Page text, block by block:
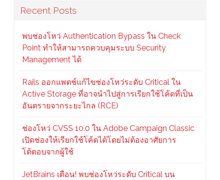
Recent Posts
พบช่องโหว่ Authentication Bypass ใน Check
Point ทำให้สามารถควบคุมระบบ Security
Management ได้
Rails ออกแพตช์แก้ไขช่องโหว่ระดับ Critical ใน
Active Storage ที่อาจนำไปสู่การเรียกใช้โค้ดที่เป็น
อันตรายจากระยะไกล (RCE)
ช่องโหว่ CVSS 10.0 ใน Adobe Campaign Classic
เปิดช่องให้เรียกใช้โค้ดได้โดยไม่ต้องอาศัยการ
โต้ตอบจากผู้ใช้
JetBrains เตือน! พบช่องโหว่ระดับ Critical บน